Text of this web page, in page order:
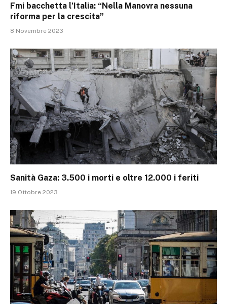
Fmi bacchetta l’Italia: “Nella Manovra nessuna
riforma per la crescita”
8 Novembre 2023
Sanità Gaza: 3.500 i morti e oltre 12.000 i feriti
19 Ottobre 2023